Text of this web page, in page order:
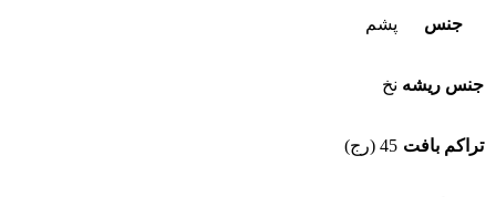
جنس پشم
جنس ریشه نخ
تراکم بافت 45 (رج)